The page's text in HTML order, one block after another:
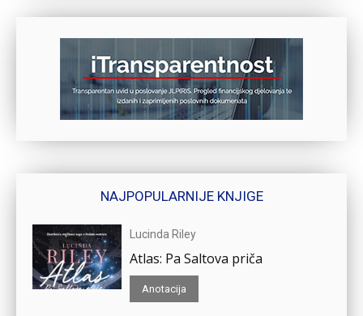
NAJPOPULARNIJE KNJIGE
Lucinda Riley
Atlas: Pa Saltova priča
Anotacija